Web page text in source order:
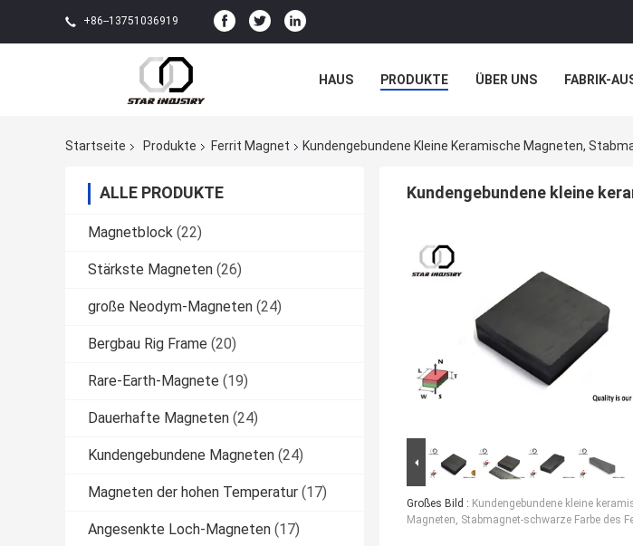
+86--13751036919
HAUS PRODUKTE ÜBER UNS FABRIK-
Startseite
Produkte Ferrit Magnet Kundengebundene Kleine Keramische Magneten,
ALLE PRODUKTE
Magnetblock (22)
Stärkste Magneten (26)
große Neodym-Magneten (24)
Bergbau Rig Frame (20)
Rare-Earth-Magnete (19)
Dauerhafte Magneten (24)
Kundengebundene Magneten (24)
Magneten der hohen Temperatur (17)
Angesenkte Loch-Magneten (17)
Kundengebundene kleine
Großes Bild : Kundengebundene kleine
Magneten, Stabmagnet-schwarze Farbe des